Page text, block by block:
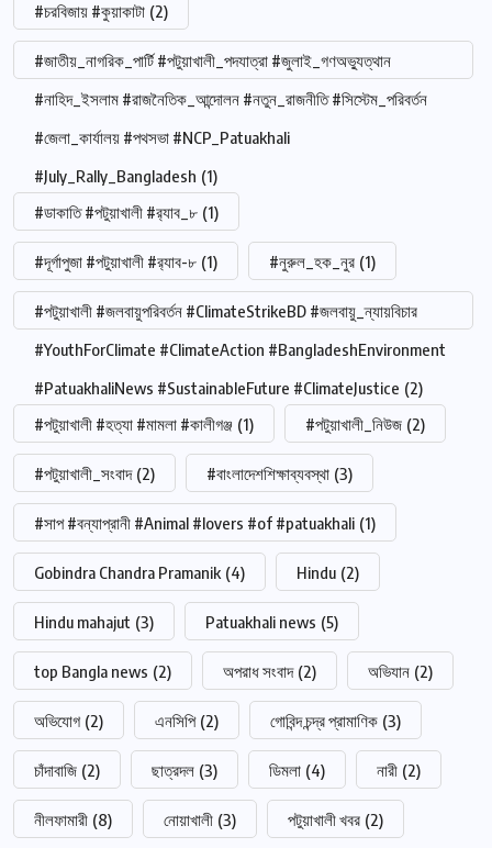
#চরবিজায় #কুয়াকাটা (2)
#জাতীয়_নাগরিক_পার্টি #পটুয়াখালী_পদযাত্রা #জুলাই_গণঅভ্যুত্থান
#নাহিদ_ইসলাম #রাজনৈতিক_আন্দোলন #নতুন_রাজনীতি #সিস্টেম_পরিবর্তন
#জেলা_কার্যালয় #পথসভা #NCP_Patuakhali
#July_Rally_Bangladesh (1)
#ডাকাতি #পটুয়াখালী #র‍্যাব_৮ (1)
#দূর্গাপুজা #পটুয়াখালী #র‍্যাব-৮ (1) #নুরুল_হক_নুর (1)
#পটুয়াখালী #জলবায়ুপরিবর্তন #ClimateStrikeBD #জলবায়ু_ন্যায়বিচার
#YouthForClimate #ClimateAction #BangladeshEnvironment
#PatuakhaliNews #SustainableFuture #ClimateJustice (2)
#পটুয়াখালী #হত্যা #মামলা #কালীগঞ্জ (1) #পটুয়াখালী_নিউজ (2)
#পটুয়াখালী_সংবাদ (2) #বাংলাদেশশিক্ষাব্যবস্থা (3)
#সাপ #বন্যাপ্রানী #Animal #lovers #of #patuakhali (1)
Gobindra Chandra Pramanik (4) Hindu (2)
Hindu mahajut (3) Patuakhali news (5)
top Bangla news (2) অপরাধ সংবাদ (2) অভিযান (2)
অভিযোগ (2) এনসিপি (2) গোবিন্দ চন্দ্র প্রামাণিক (3)
চাঁদাবাজি (2) ছাত্রদল (3) ডিমলা (4) নারী (2)
নীলফামারী (8) নোয়াখালী (3) পটুয়াখালী খবর (2)